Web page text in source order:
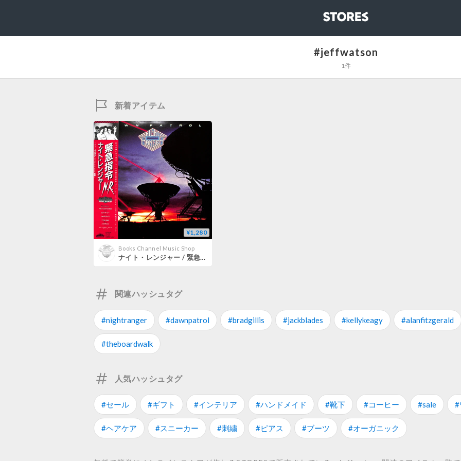
STORES
#jeffwatson
1件
新着アイテム
¥1,280
Books Channel Music Shop
ナイト・レンジャー / 緊急指令N.R. [※国内盤,品番:25AP 2487］ (LPレコード)
関連ハッシュタグ
#nightranger #dawnpatrol #bradgillis #jackblades #kellykeagy #alanfitzgerald
#theboardwalk
人気ハッシュタグ
#セール #ギフト #インテリア #ハンドメイド #靴下 #コーヒー #sale #
#ヘアケア #スニーカー #刺繍 #ピアス #ブーツ #オーガニック